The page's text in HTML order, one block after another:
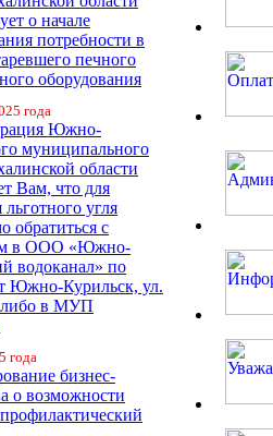
о начале
потребности в
печного
оборудования
года
Южно-
муниципального
области
Вам, что для
угля
обратиться с
в ООО «Южно-
водоканал» по
Южно-Курильск, ул.
либо в МУП
года
бизнес-
о возможности